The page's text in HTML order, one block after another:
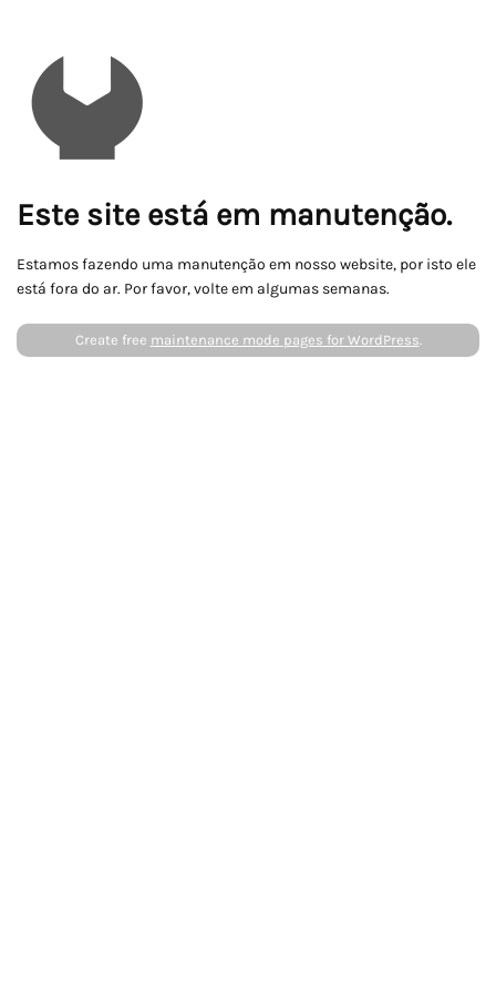
Este site está em manutenção.
Estamos fazendo uma manutenção em nosso website, por isto ele
está fora do ar. Por favor, volte em algumas semanas.
Create free maintenance mode pages for WordPress.